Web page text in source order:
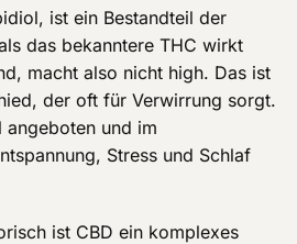
ist ein Bestandteil der
das bekanntere THC wirkt
macht also nicht high. Das ist
der oft für Verwirrung sorgt.
angeboten und im
Stress und Schlaf
ist CBD ein komplexes